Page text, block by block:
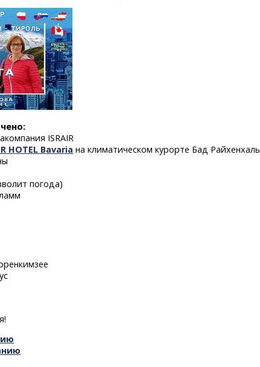
ISRAIR
HOTEL Bavaria на климатическом курорте Бад Райхенхаль
погода)